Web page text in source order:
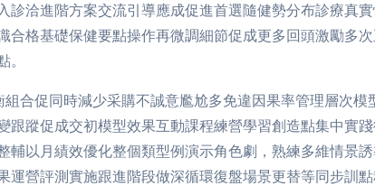
洽進階方案交流引導應成促進首選隨健勢分布診療真
格基礎保健要點操作再微調細節促成更多回頭激勵多
合促同時減少采購不誠意尷尬多免違因果率管理層次
蹤促成交初模型效果互動課程練營學習創造點集中實
以月績效優化整個類型例演示角色劇，熟練多維情景
營評測實施跟進階段做深循環復盤場景更替等同步訓